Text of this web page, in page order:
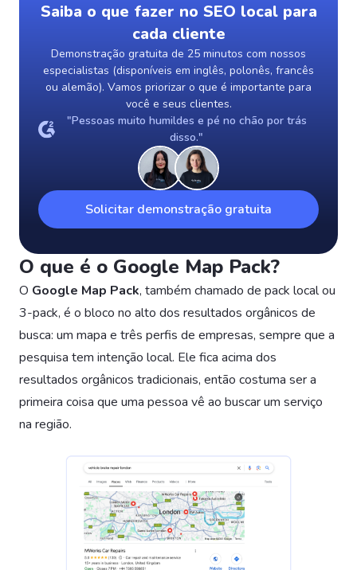
Saiba o que fazer no SEO local para
cada cliente
Demonstração gratuita de 25 minutos com nossos
especialistas (disponíveis em inglês, polonês, francês
ou alemão). Vamos priorizar o que é importante para
você e seus clientes.
"Pessoas muito humildes e pé no chão por trás
disso."
Solicitar demonstração gratuita
O que é o Google Map Pack?
O Google Map Pack, também chamado de pack local ou
3-pack, é o bloco no alto dos resultados orgânicos de
busca: um mapa e três perfis de empresas, sempre que a
pesquisa tem intenção local. Ele fica acima dos
resultados orgânicos tradicionais, então costuma ser a
primeira coisa que uma pessoa vê ao buscar um serviço
na região.